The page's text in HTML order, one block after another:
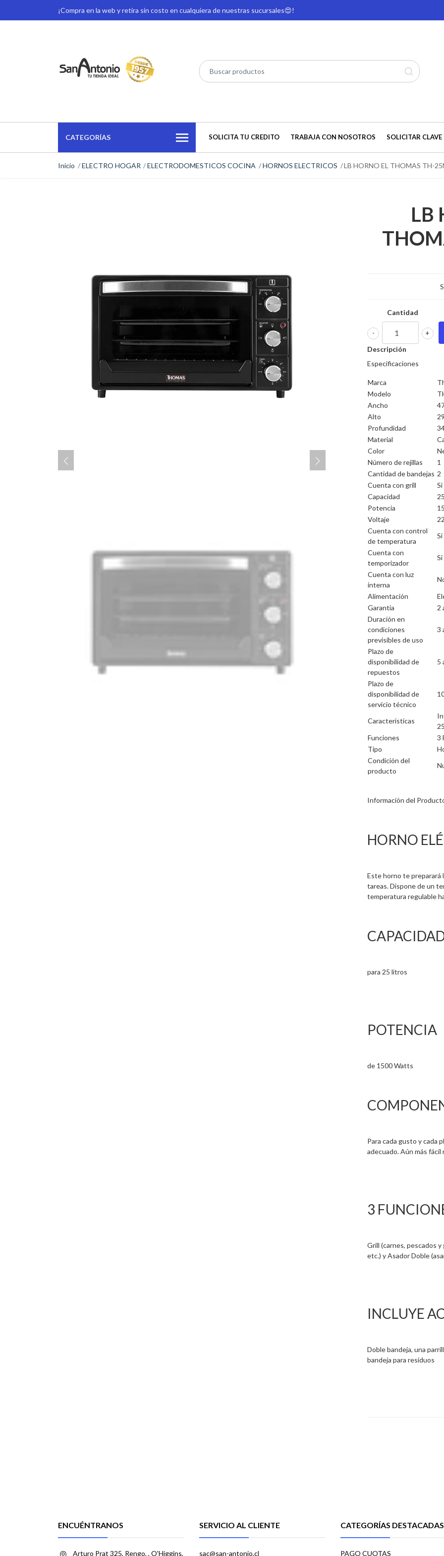
¡Compra en la web y retira sin costo en cualquiera de nuestras sucursales😍!
CATEGORÍAS SOLICITA TU CREDITO TRABAJA CON NOSOTROS SOLICITAR CLAVE
Inicio ELECTRO HOGAR ELECTRODOMESTICOS COCINA HORNOS ELECTRICOS LB HORNO EL THOMAS TH-
LB
Cantidad
+
-
Descripción
Especificaciones
Marca
Modelo
Ancho
Alto
Profundidad
Material
Color
Número de rejillas
1
Cantidad de bandejas 2
Cuenta con grill
Si
Capacidad
Potencia
Voltaje
Cuenta con control
de temperatura
Si
Cuenta con
temporizador
Si
Cuenta con luz
interna
Alimentación
Garantía
2
Duración en
condiciones
previsibles de uso
3
Plazo de
disponibilidad de
repuestos
5
Plazo de
disponibilidad de
servicio técnico
Características
Funciones
3
Tipo
Condición del
producto
Información del
HORNO
Este horno te preparará
tareas. Dispone de un
temperatura regulable
para 25 litros
POTENCIA
de 1500 Watts
Para cada gusto y cada
adecuado. Aún más
3
Grill (carnes, pescados
etc.) y Asador Doble
INCLUYE
Doble bandeja, una
bandeja para residuos
ENCUÉNTRANOS
Arturo Prat 325, Rengo, , O'Higgins,
SERVICIO AL CLIENTE
sac@san-antonio.cl
CATEGORÍAS DESTACADAS
PAGO CUOTAS